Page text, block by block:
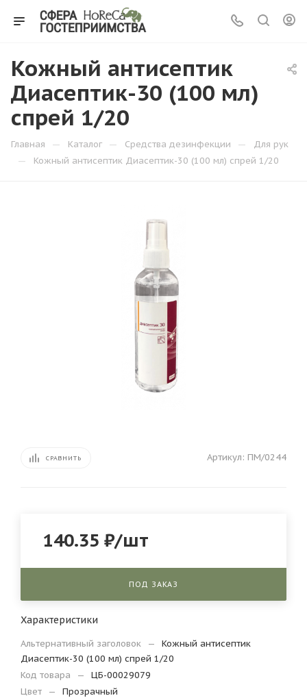
Кожный антисептик
Диасептик-30 (100 мл)
спрей 1/20
Главная — Каталог — Средства дезинфекции — Для рук
— Кожный антисептик Диасептик-30 (100 мл) спрей 1/20
СРАВНИТЬ Артикул: ПМ/0244
140.35 ₽/шт
ПОД ЗАКАЗ
Характеристики
Альтернативный заголовок —
Кожный антисептик
Диасептик-30 (100 мл) спрей 1/20
Код товара
—
ЦБ-00029079
Цвет
—
Прозрачный